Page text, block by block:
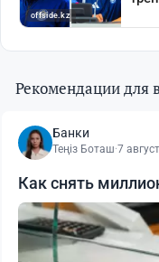
Рекомендации для
Банки
Теңіз Боташ·7
Как снять